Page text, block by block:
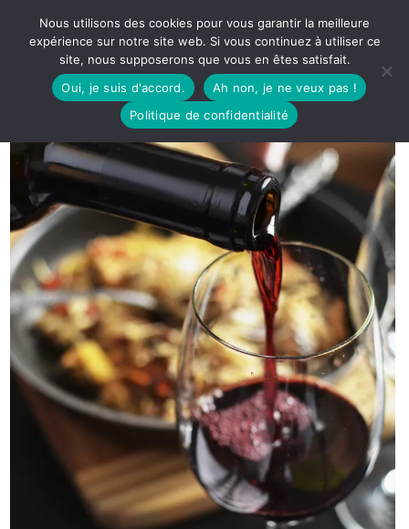
Nous utilisons des cookies pour vous garantir la meilleure
expérience sur notre site web. Si vous continuez à utiliser ce
site, nous supposerons que vous en êtes satisfait.
Oui, je suis d'accord.
Ah non, je ne veux pas !
Politique de confidentialité